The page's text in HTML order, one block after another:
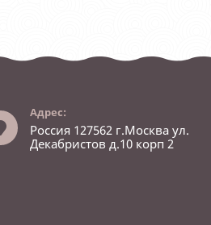
Адрес:
Россия 127562 г.Москва ул.
Декабристов д.10 корп 2